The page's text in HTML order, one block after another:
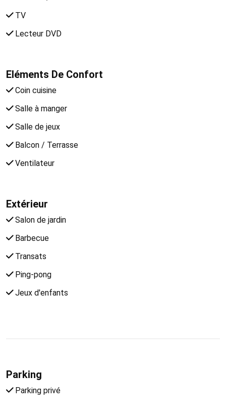
TV
Lecteur DVD
Eléments De Confort
Coin cuisine
Salle à manger
Salle de jeux
Balcon / Terrasse
Ventilateur
Extérieur
Salon de jardin
Barbecue
Transats
Ping-pong
Jeux d'enfants
Parking
Parking privé